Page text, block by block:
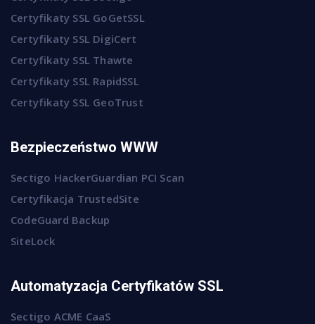
Certyfikaty SSL GoGetSSL
Certyfikaty SSL DigiCert
Certyfikaty SSL Thawte
Certyfikaty SSL RapidSSL
Certyfikaty SSL GeoTrust
Bezpieczeństwo WWW
Sectigo HackerGuardian PCI Scan
Certyfikacja TrustedSite
CodeGuard Backup
SiteLock
Automatyzacja Certyfikatów SSL
Sectigo ACME CaaS